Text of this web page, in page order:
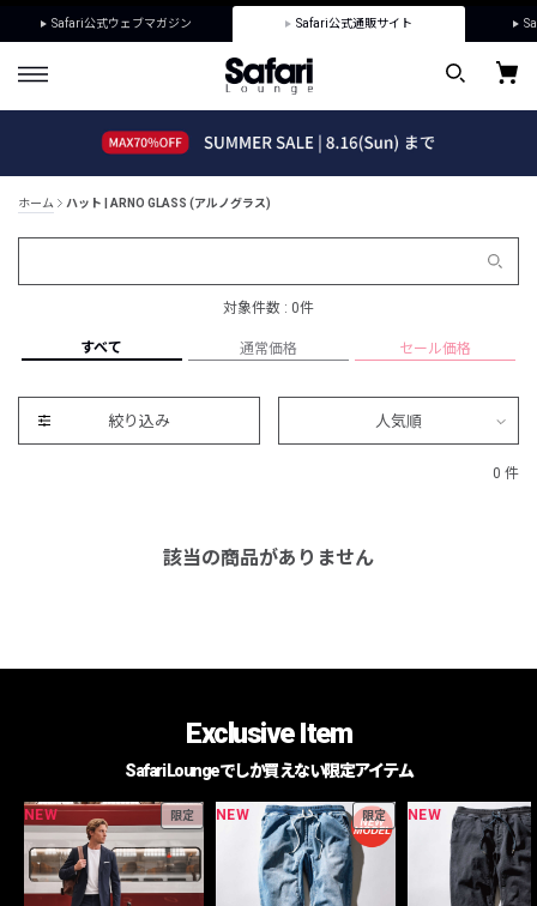
Safari公式ウェブマガジン Safari公式通販サイト
ホーム ハット | ARNO GLASS (アルノグラス)
対象件数 : 0件
すべて 通常価格 セール価格
絞り込み 人気順
0 件
該当の商品がありません
Exclusive Item
Safari Loungeでしか買えない限定アイテム
NEW 限定 NEW 限定 NEW